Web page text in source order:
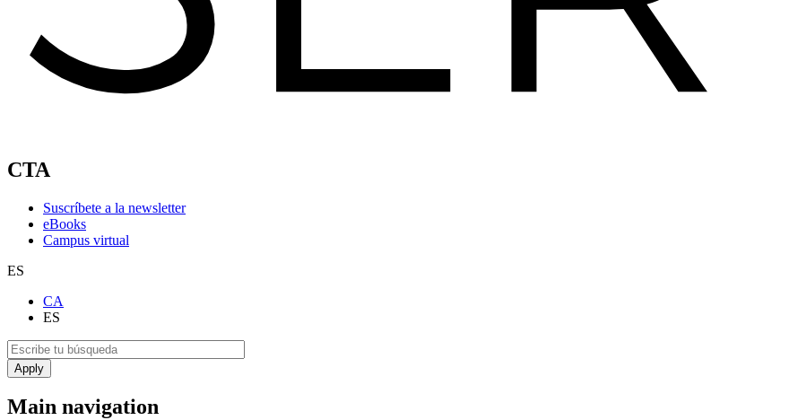
CTA
Suscríbete a la newsletter
eBooks
Campus virtual
ES
CA
ES
Main navigation